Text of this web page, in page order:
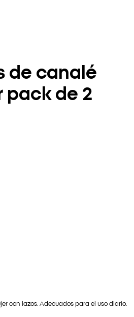
de canalé
pack de 2
con lazos. Adecuados para el uso diario.